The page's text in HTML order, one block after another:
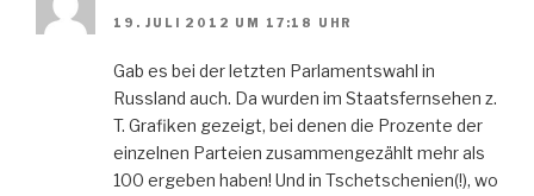
19. JULI 2012 UM 17:18 UHR
Gab es bei der letzten Parlamentswahl in
Russland auch. Da wurden im Staatsfernsehen z.
T. Grafiken gezeigt, bei denen die Prozente der
einzelnen Parteien zusammengezählt mehr als
100 ergeben haben! Und in Tschetschenien(!), wo